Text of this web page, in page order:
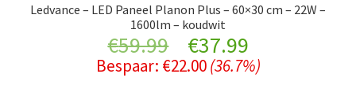
Ledvance – LED Paneel Planon Plus – 60×30 cm – 22W –
1600lm – koudwit
€59.99
Original
price
€37.99Current
price
Bespaar: €22.00 (36.7%)